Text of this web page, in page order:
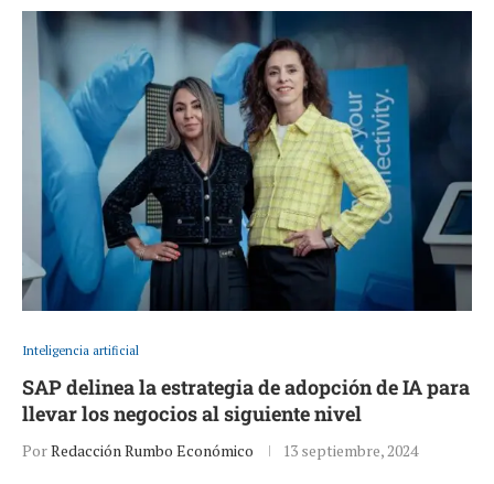
Inteligencia artificial
SAP delinea la estrategia de adopción de IA para
llevar los negocios al siguiente nivel
PorRedacción Rumbo Económico 13 septiembre, 2024